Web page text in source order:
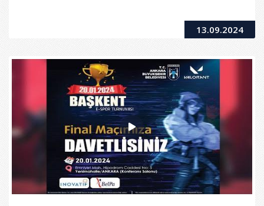
13.09.2024